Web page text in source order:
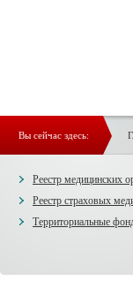
Вы сейчас здесь:
Реестр медицинских
Реестр страховых
Территориальные